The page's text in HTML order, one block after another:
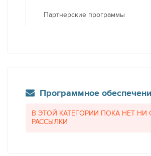
Партнерские программы
Программное
В ЭТОЙ КАТЕГОРИИ ПОКА НЕТ НИ
РАССЫЛКИ